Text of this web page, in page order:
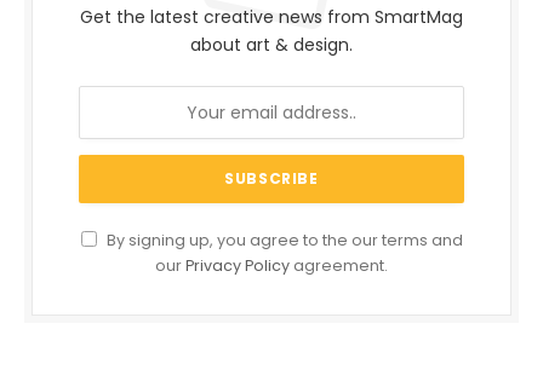
Get the latest creative news from SmartMag
about art & design.
By signing up, you agree to the our terms and
ourPrivacy Policy agreement.